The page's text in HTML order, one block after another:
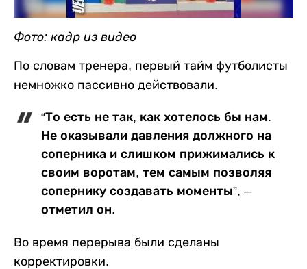
Фото: кадр из видео
По словам тренера, первый тайм футболисты
немножко пассивно действовали.
“То есть не так, как хотелось бы нам.
Не оказывали давления должного на
соперника и слишком прижимались к
своим воротам, тем самым позволяя
сопернику создавать моменты”, –
отметил он.
Во время перерыва были сделаны
корректировки.